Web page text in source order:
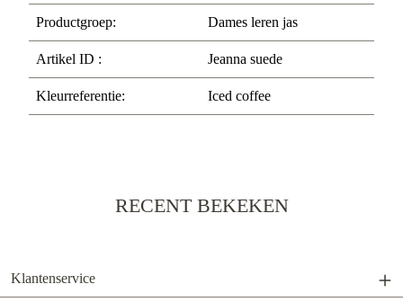
Productgroep: Dames leren jas
Artikel ID : Jeanna suede
Kleurreferentie: Iced coffee
RECENT BEKEKEN
Klantenservice